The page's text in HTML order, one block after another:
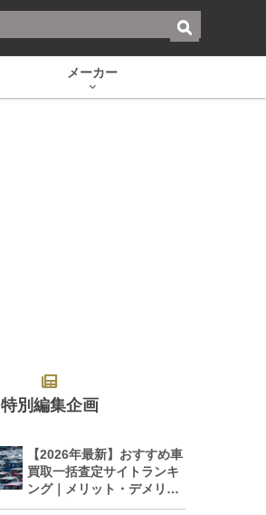
メーカー
特別編集企画
【2026年最新】おすすめ車
買取一括査定サイトランキ
ング｜メリット・デメリッ
トも解説